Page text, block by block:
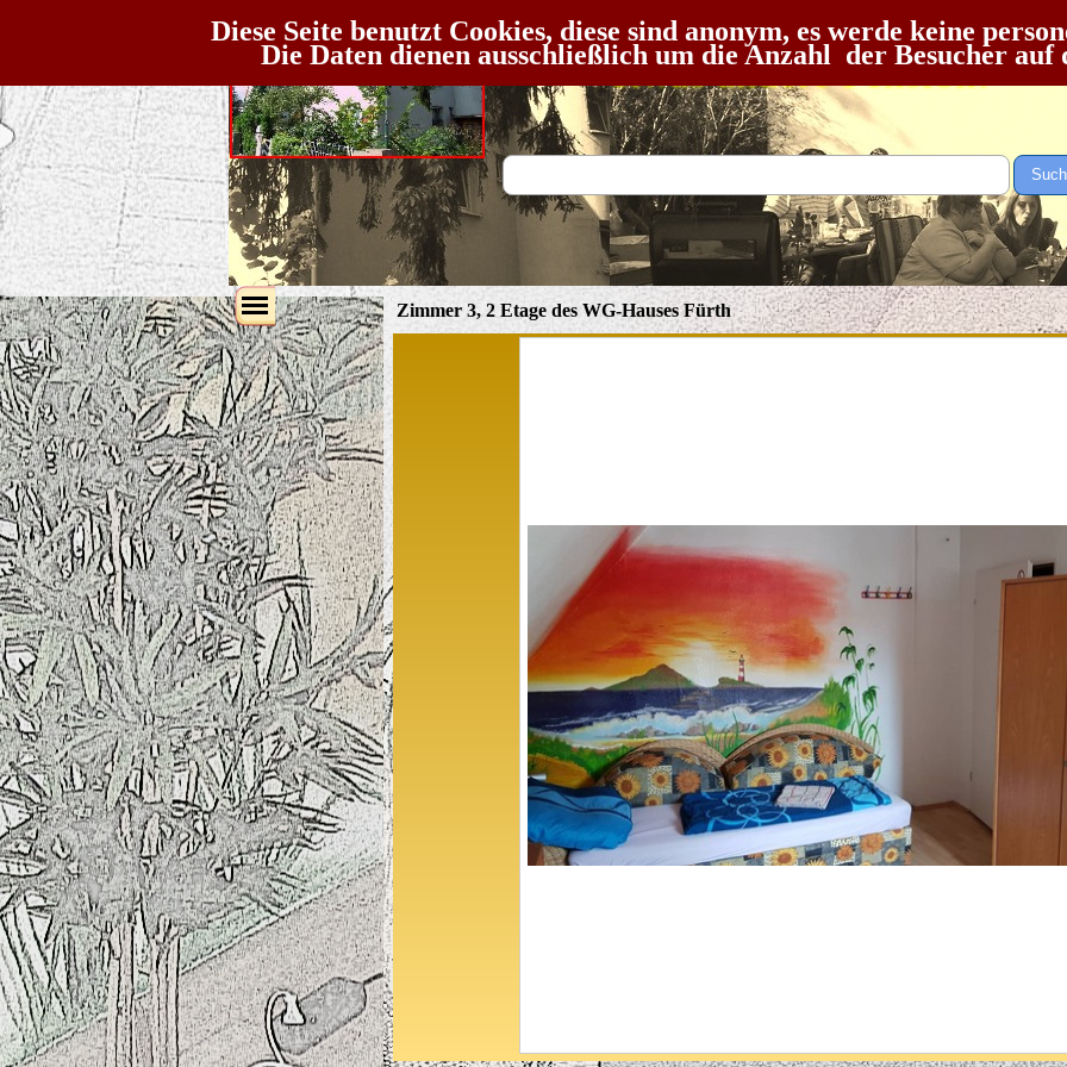
Diese Seite benutzt Cookies, diese sind anonym, es werde keine
Die Daten dienen ausschließlich um die Anzahl der Besucher auf
Das WG-Hauses in Fürth
etwas andere Pension!
Zimmer 3, 2 Etage des WG-Hauses Fürth